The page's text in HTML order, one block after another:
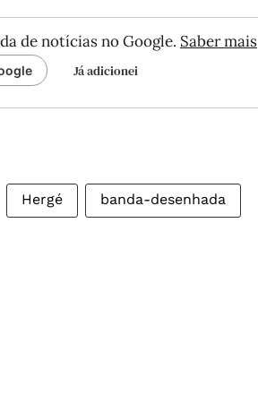
de notícias no Google. Saber mais
Já adicionei
Hergé banda-desenhada